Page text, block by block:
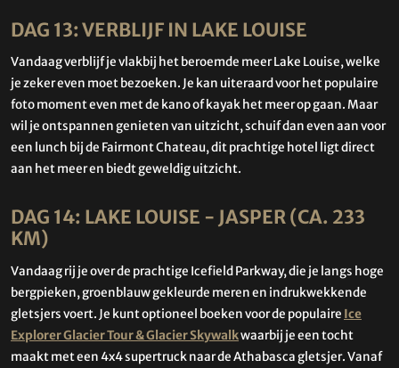
DAG 13: VERBLIJF IN LAKE LOUISE
Vandaag verblijf je vlakbij het beroemde meer Lake Louise, welke
je zeker even moet bezoeken. Je kan uiteraard voor het populaire
foto moment even met de kano of kayak het meer op gaan. Maar
wil je ontspannen genieten van uitzicht, schuif dan even aan voor
een lunch bij de Fairmont Chateau, dit prachtige hotel ligt direct
aan het meer en biedt geweldig uitzicht.
DAG 14: LAKE LOUISE - JASPER (CA. 233
KM)
Vandaag rij je over de prachtige Icefield Parkway, die je langs hoge
bergpieken, groenblauw gekleurde meren en indrukwekkende
gletsjers voert. Je kunt optioneel boeken voor de populaire Ice
Explorer Glacier Tour & Glacier Skywalkwaarbij je een tocht
maakt met een 4x4 supertruck naar de Athabasca gletsjer. Vanaf